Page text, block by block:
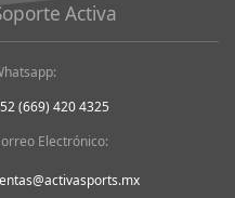
Activa
(669) 420 4325
Electrónico: